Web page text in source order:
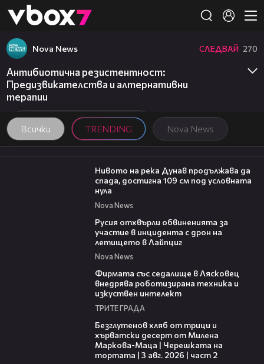
👾
Всички TRENDING Nova News
Nova News СЛЕДВАЙ 270
Антибиотична резистентност:
Предизвикателства и алтернативни
терапии
00:23
Нивото на река Дунав продължава да
спада, достигна 109 см под условната
нула
Nova News
Русия отхвърли обвиненията за
участие в инцидента с дрон на
летището в Лайпциг
Nova News
Фирмата със седалище в Лясковец
внедрява роботизирана техника и
изкуствен интелект
ТРИТЕ ГРАДА
Безглутенов хляб от трици и
хърватски десерт от Милена
Маркова-Маца | Черешката на
тортата | 3 авг. 2026 | част 2